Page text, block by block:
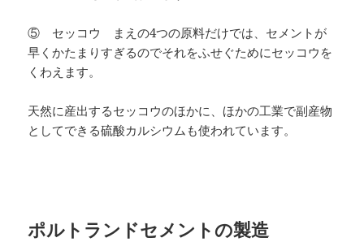
⑤ セッコウ まえの4つの原料だけでは、セメントが
早くかたまりすぎるのでそれをふせぐためにセッコウを
くわえます。
天然に産出するセッコウのほかに、ほかの工業で副産物
としてできる硫酸カルシウムも使われています。
ポルトランドセメントの製造